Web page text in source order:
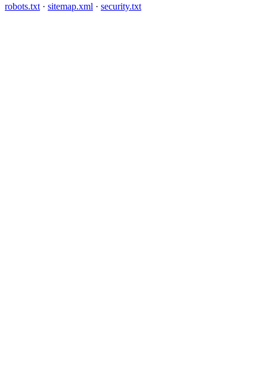
robots.txt · sitemap.xml · security.txt